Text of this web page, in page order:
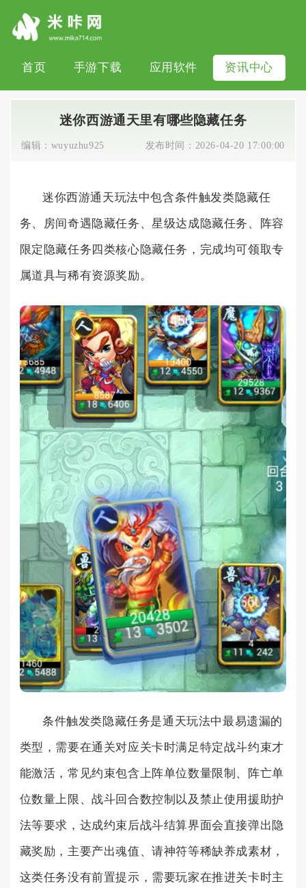
首页 手游下载 应用软件 资讯中心
迷你西游通天里有哪些隐藏任务
编辑： wuyuzhu925 发布时间： 2026-04-20 17:00:00
迷你西游通天玩法中包含条件触发类隐藏任
务、房间奇遇隐藏任务、星级达成隐藏任务、阵容
限定隐藏任务四类核心隐藏任务，完成均可领取专
属道具与稀有资源奖励。
条件触发类隐藏任务是通天玩法中最易遗漏的
类型，需要在通关对应关卡时满足特定战斗约束才
能激活，常见约束包含上阵单位数量限制、阵亡单
位数量上限、战斗回合数控制以及禁止使用援助护
法等要求，达成约束后战斗结算界面会直接弹出隐
藏奖励，主要产出魂值、请神符等稀缺养成素材，
这类任务没有前置提示，需要玩家在推进关卡时主